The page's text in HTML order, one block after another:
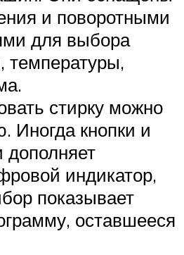
и поворотными
для выбора
температуры,
стирку можно
Иногда кнопки и
дополняет
индикатор,
показывает
оставшееся